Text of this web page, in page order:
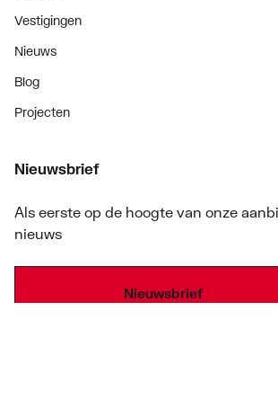
Vestigingen
Nieuws
Blog
Projecten
Nieuwsbrief
Als eerste op de hoogte van onze
nieuws
Nieuwsbrief